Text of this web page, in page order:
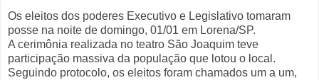
Os eleitos dos poderes Executivo e Legislativo tomaram
posse na noite de domingo, 01/01 em Lorena/SP.
A cerimônia realizada no teatro São Joaquim teve
participação massiva da população que lotou o local.
Seguindo protocolo, os eleitos foram chamados um a um,